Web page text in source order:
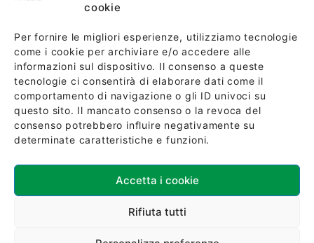
cookie
Per fornire le migliori esperienze, utilizziamo tecnologie
come i cookie per archiviare e/o accedere alle
informazioni sul dispositivo. Il consenso a queste
tecnologie ci consentirà di elaborare dati come il
comportamento di navigazione o gli ID univoci su
questo sito. Il mancato consenso o la revoca del
consenso potrebbero influire negativamente su
determinate caratteristiche e funzioni.
Accetta i cookie
Rifiuta tutti
TERMINI E CONDIZIONI DI VENDITA
POLITICA AZIENDALE
Scarica Certificazione ISO 9001:2015